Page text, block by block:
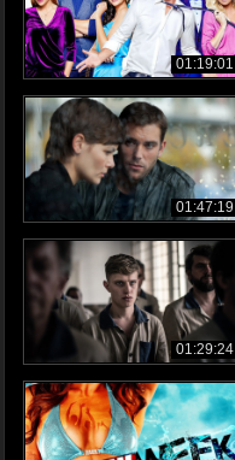
01:19:01
01:47:19
01:29:24